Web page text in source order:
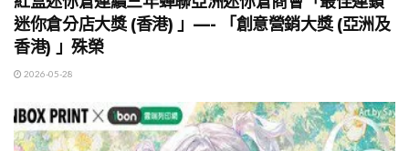
迷你倉分店大獎 (香港) 」—- 「創意營銷大獎 (亞洲及
香港) 」殊榮
2026-05-28